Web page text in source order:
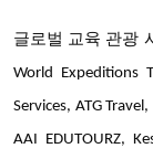
글로벌 교육 관광
World Expeditions
Services, ATG
AAI EDUTOURZ,